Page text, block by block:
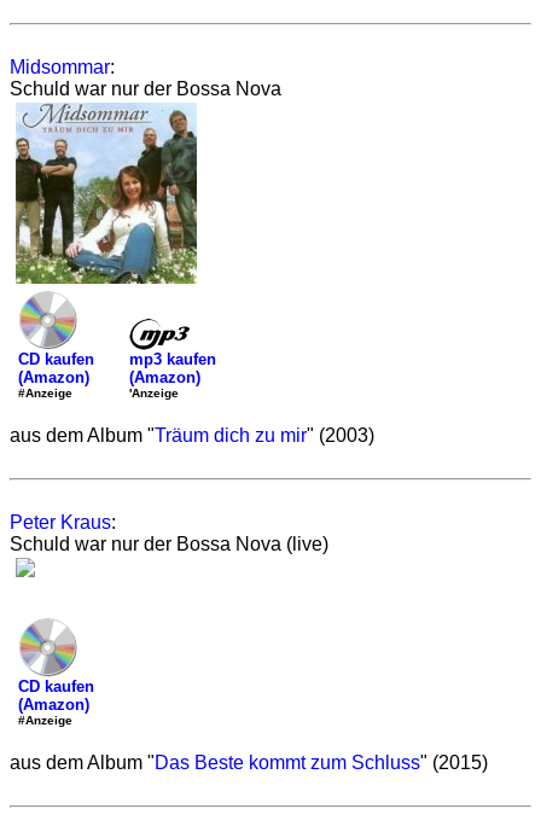
Midsommar:
Schuld war nur der Bossa Nova
CD kaufen
(Amazon)
#Anzeige
mp3 kaufen
(Amazon)
'Anzeige
aus dem Album "Träum dich zu mir" (2003)
Peter Kraus:
Schuld war nur der Bossa Nova (live)
CD kaufen
(Amazon)
#Anzeige
aus dem Album "Das Beste kommt zum Schluss" (2015)